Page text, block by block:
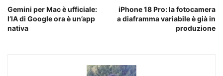
Gemini per Mac è ufficiale:
l’IA di Google ora è un’app
nativa
iPhone 18 Pro: la fotocamera
a diaframma variabile è già in
produzione